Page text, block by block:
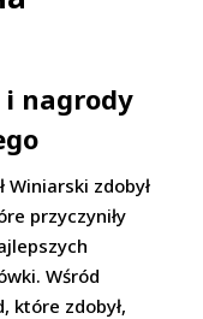
nagrody
Winiarski zdobył
przyczyniły
Wśród
które zdobył,